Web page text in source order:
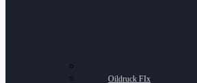
Oildruck FIx